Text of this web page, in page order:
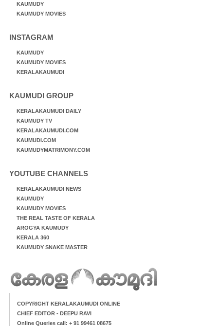
KAUMUDY
KAUMUDY MOVIES
INSTAGRAM
KAUMUDY
KAUMUDY MOVIES
KERALAKAUMUDI
KAUMUDI GROUP
KERALAKAUMUDI DAILY
KAUMUDY TV
KERALAKAUMUDI.COM
KAUMUDI.COM
KAUMUDYMATRIMONY.COM
YOUTUBE CHANNELS
KERALAKAUMUDI NEWS
KAUMUDY
KAUMUDY MOVIES
THE REAL TASTE OF KERALA
AROGYA KAUMUDY
KERALA 360
KAUMUDY SNAKE MASTER
COPYRIGHT KERALAKAUMUDI ONLINE
CHIEF EDITOR - DEEPU RAVI
Online Queries call: + 91 99461 08675